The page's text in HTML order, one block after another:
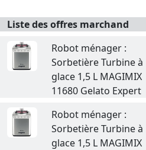
Liste des offres marchand
Robot ménager :
Sorbetière Turbine à
glace 1,5 L MAGIMIX
11680 Gelato Expert
Robot ménager :
Sorbetière Turbine à
glace 1,5 L MAGIMIX